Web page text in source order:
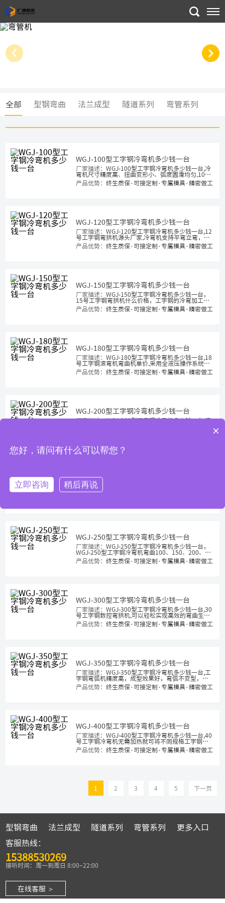
全部 型钢弯曲 法兰成型 隧道系列 弯管系列
WGJ-100型工字钢冷弯机多少钱一台
厂家描述：WGJ-100型工字钢冷弯机多少钱一台,冷
弯机尺寸精度高、扭曲变形小、弧度圆滑均匀,10号
工字钢弯弧机设备价格,工字钢弯拱机厂家直销,隧道
支护工字钢冷弯机操作步骤
产品优势：终生质保·可接定制·专属模具·精密做工
WGJ-120型工字钢冷弯机多少钱一台
厂家描述：WGJ-120型工字钢冷弯机多少钱一台,12
号工字钢弯拱机源头厂家,冷弯机支持平弯立弯，通
过滚弯不同弧度半径一次成型，冷弯机12号工字钢
小半径一次成型
产品优势：终生质保·可接定制·专属模具·精密做工
WGJ-150型工字钢冷弯机多少钱一台
厂家描述：WGJ-150型工字钢冷弯机多少钱一台，
15号工字钢弯拱机什么价格，工字钢的冷弯加工可
以大幅提升生产效率，减少浪费，并且可以让产品
更加美观大方，液压工字钢弯弧机厂家直销
产品优势：终生质保·可接定制·专属模具·精密做工
WGJ-180型工字钢冷弯机多少钱一台
厂家描述：WGJ-180型工字钢冷弯机多少钱一台,18
号工字钢滚弯机弯曲机单价,采用全液压操作系统，
在建筑工程当中得到广泛应用,180型隧道支护冷弯
机厂家指导价
产品优势：终生质保·可接定制·专属模具·精密做工
WGJ-200型工字钢冷弯机多少钱一台
厂家描述：WGJ-200型工字钢冷弯机多少钱一台,使
厂家描述：
字钢冷弯弧机械厂家直销,我们的工字钢弯弧机是精
冷煨弯机
WGJ-250型工字钢冷弯机多少钱一台
厂家描述：WGJ-250型工字钢冷弯机多少钱一台，
WGJ-250型工字钢冷弯机弯曲100、150、200、
250等型号工字钢不在话下，平弯立弯两用机型，也
称为工字钢弯曲机、工字钢弯弧机等！工字钢专用
产品优势：终生质保·可接定制·专属模具·精密做工
WGJ-300型工字钢冷弯机多少钱一台
厂家描述：WGJ-300型工字钢冷弯机多少钱一台,30
号工字钢数控弯拱机,可以轻松实现高效的弯曲生
产，工字钢弯弧一次成型，支持定制
产品优势：终生质保·可接定制·专属模具·精密做工
WGJ-350型工字钢冷弯机多少钱一台
厂家描述：WGJ-350型工字钢冷弯机多少钱一台,工
字钢弯弧机精度高，成型效果好，弯弧不变型，平
弯立弯均可弯曲成型，工字钢拱架支护弯弧机
产品优势：终生质保·可接定制·专属模具·精密做工
WGJ-400型工字钢冷弯机多少钱一台
厂家描述：WGJ-400型工字钢冷弯机多少钱一台,40
号工字钢冷弯机无需加热就可将不同规格工字钢滚
弯到所需弧度,平弯立弯均可弯曲成型,钢结构冷弯机
价格
产品优势：终生质保·可接定制·专属模具·精密做工
1 2 3 4 5 下一页
型钢弯曲 法兰成型 隧道系列 弯管系列
更多入口
客服热线：
15388530269
接听时间：周一到周日 8:00~22:00
在线客服 ＞
×
您好，请问有什么可以帮您？
立即咨询 稍后再说